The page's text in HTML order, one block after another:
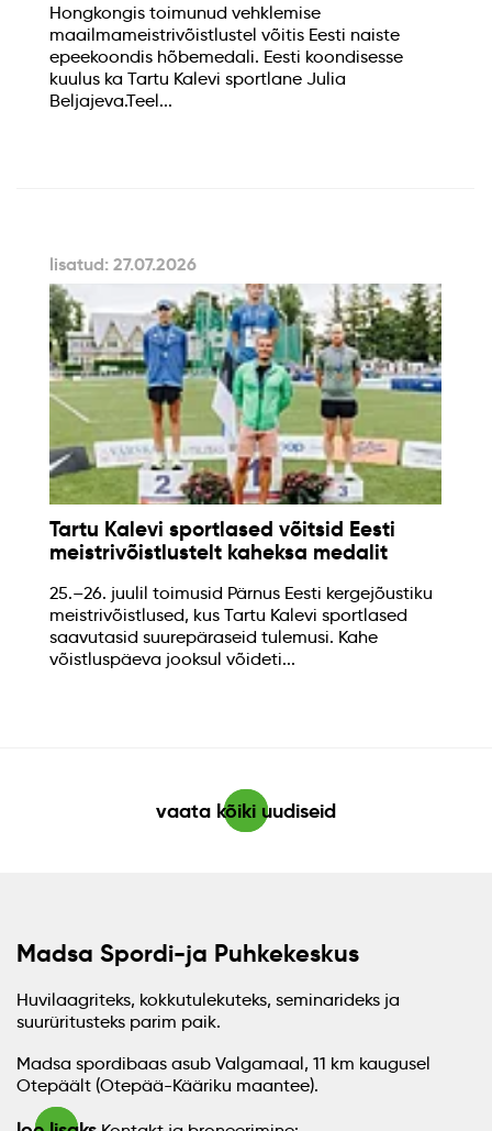
Hongkongis toimunud vehklemise
maailmameistrivõistlustel võitis Eesti naiste
epeekoondis hõbemedali. Eesti koondisesse
kuulus ka Tartu Kalevi sportlane Julia
Beljajeva.Teel...
lisatud: 27.07.2026
Tartu Kalevi sportlased võitsid Eesti
meistrivõistlustelt kaheksa medalit
25.–26. juulil toimusid Pärnus Eesti kergejõustiku
meistrivõistlused, kus Tartu Kalevi sportlased
saavutasid suurepäraseid tulemusi. Kahe
võistluspäeva jooksul võideti...
vaata kõiki uudiseid
Madsa Spordi-ja Puhkekeskus
Huvilaagriteks, kokkutulekuteks, seminarideks ja
suurüritusteks parim paik.
Madsa spordibaas asub Valgamaal, 11 km kaugusel
Otepäält (Otepää-Kääriku maantee).